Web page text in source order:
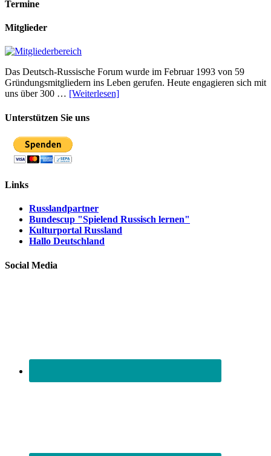
Termine
Mitglieder
Das Deutsch-Russische Forum wurde im Februar 1993 von 59
Gründungsmitgliedern ins Leben gerufen. Heute engagieren sich mit
uns über 300 … [Weiterlesen]
Unterstützen Sie uns
Links
Russlandpartner
Bundescup "Spielend Russisch lernen"
Kulturportal Russland
Hallo Deutschland
Social Media